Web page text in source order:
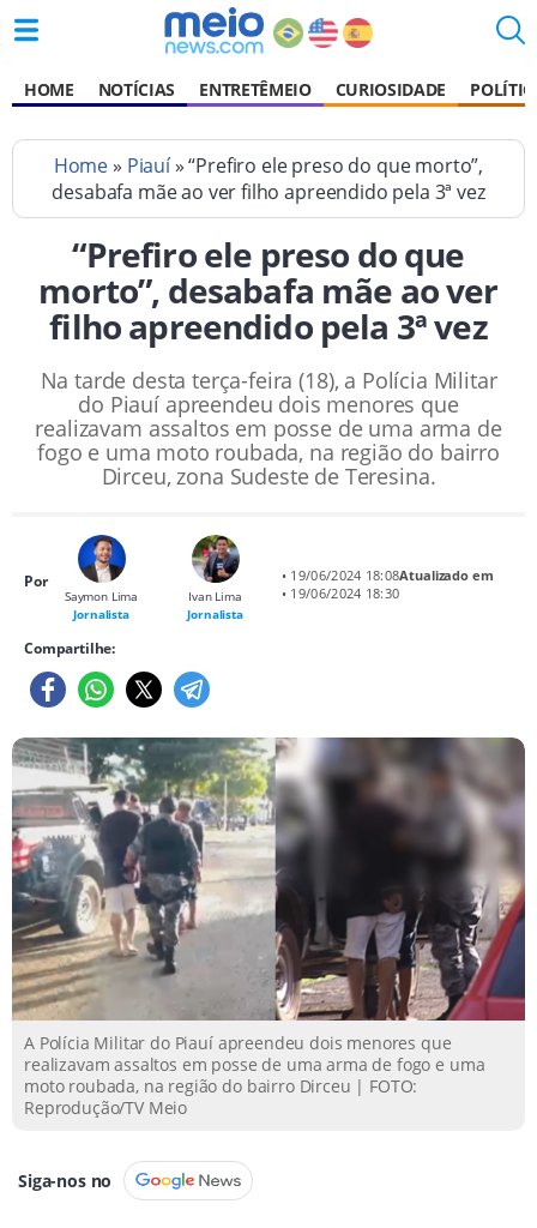
HOME NOTÍCIAS ENTRETÊMEIO CURIOSIDADE
Home» Piauí» “Prefiro ele preso do que morto”,
desabafa mãe ao ver filho apreendido pela 3ª vez
“Prefiro ele preso do que
morto”, desabafa mãe ao ver
filho apreendido pela 3ª vez
Na tarde desta terça-feira (18), a Polícia Militar
do Piauí apreendeu dois menores que
realizavam assaltos em posse de uma arma de
fogo e uma moto roubada, na região do bairro
Dirceu, zona Sudeste de Teresina.
Por
Saymon Lima
Jornalista
Ivan Lima
Jornalista
• 19/06/2024 18:08Atualizado em
• 19/06/2024 18:30
Compartilhe:
A Polícia Militar do Piauí apreendeu dois menores que
realizavam assaltos em posse de uma arma de fogo e uma
moto roubada, na região do bairro Dirceu | FOTO:
Reprodução/TV Meio
Siga-nos no